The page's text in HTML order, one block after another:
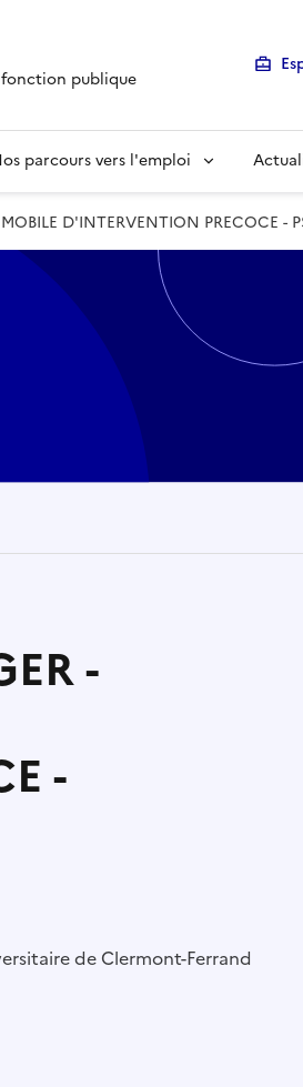
publique
parcours vers l'emploi
D'INTERVENTION PRECOCE -
-
-
de Clermont-Ferrand